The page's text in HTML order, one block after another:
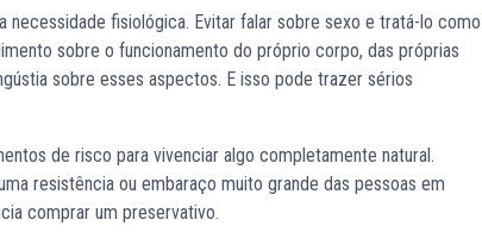
necessidade fisiológica. Evitar falar sobre sexo e tratá-lo como
sobre o funcionamento do próprio corpo, das próprias
sobre esses aspectos. E isso pode trazer sérios
de risco para vivenciar algo completamente natural.
resistência ou embaraço muito grande das pessoas em
comprar um preservativo.